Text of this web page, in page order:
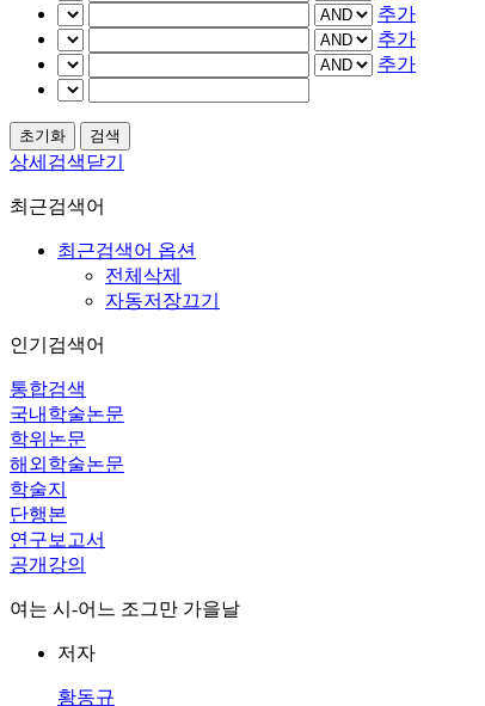
추가
추가
추가
상세검색닫기
최근검색어
최근검색어 옵션
전체삭제
자동저장끄기
인기검색어
통합검색
국내학술논문
학위논문
해외학술논문
학술지
단행본
연구보고서
공개강의
여는 시-어느 조그만 가을날
저자
황동규